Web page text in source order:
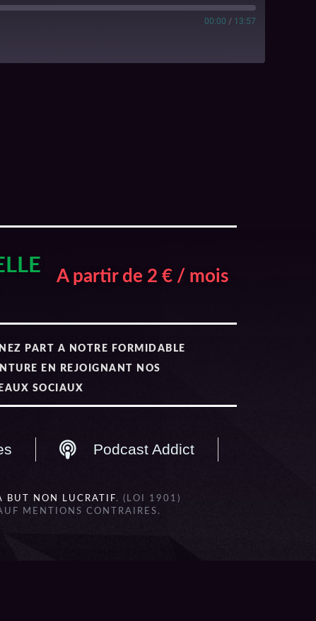
00:00 / 13:57
A partir de 2 € / mois
PART A NOTRE FORMIDABLE
EN REJOIGNANT NOS
SOCIAUX
Podcast Addict
BUT NON LUCRATIF. (LOI 1901)
MENTIONS CONTRAIRES.